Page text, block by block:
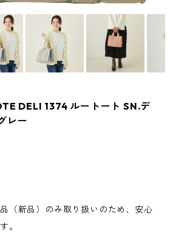
DELI 1374 ルートート SN.デ
レー
（新品）のみ取り扱いのため、安心
。